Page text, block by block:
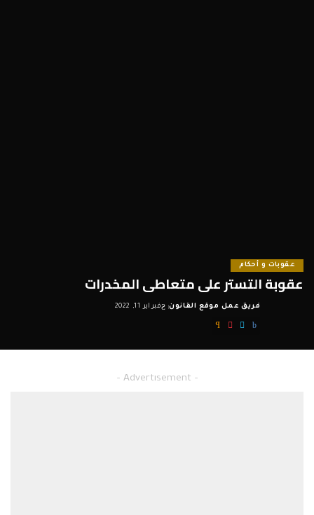
عقوبات و أحكام
عقوبة التستر على متعاطى المخدرات
Posted
by
فريق عمل موقع القانون فبراير 11, 2022
– Advertisement –